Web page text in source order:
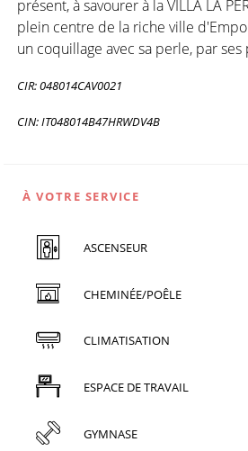
présent, à savourer à la VILLA LA
plein centre de la riche ville
un coquillage avec sa perle, par
CIR: 048014CAV0021
CIN: IT048014B47HRWDV4B
À VOTRE SERVICE
ASCENSEUR
CHEMINÉE/POÊLE
CLIMATISATION
ESPACE DE TRAVAIL
GYMNASE